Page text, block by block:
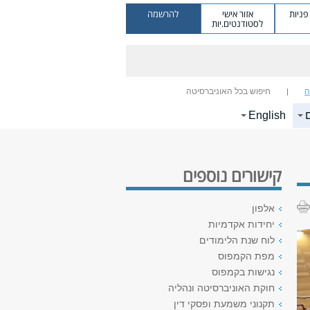
אזור אישי
לסטודנטים.יות
להרשמה
חיפוש בכל האוניברסיטה
English
קישורים נוספים
אלפון
יחידות אקדמיות
לוח שנת הלימודים
מפת הקמפוס
נגישות בקמפוס
חוקת האוניברסיטה ונהליה
תקנוני משמעת ופסקי דין